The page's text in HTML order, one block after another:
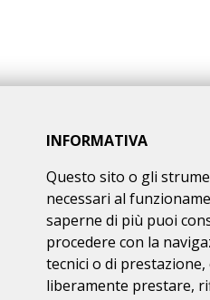
21/09/2025 la Randonnée
cui all'art. precedente, nonché
termine massimo di "7.00" ore
senza alcun tipo di
di viaggio”, sia quelli
di suo ritiro, il Partecipante
mezzo. Il Brevetto
una lista dei partecipanti che
INFORMATIVA
Questo sito o gli
necessari al
saperne di più puoi
procedere con la
tecnici o di
liberamente prestare,